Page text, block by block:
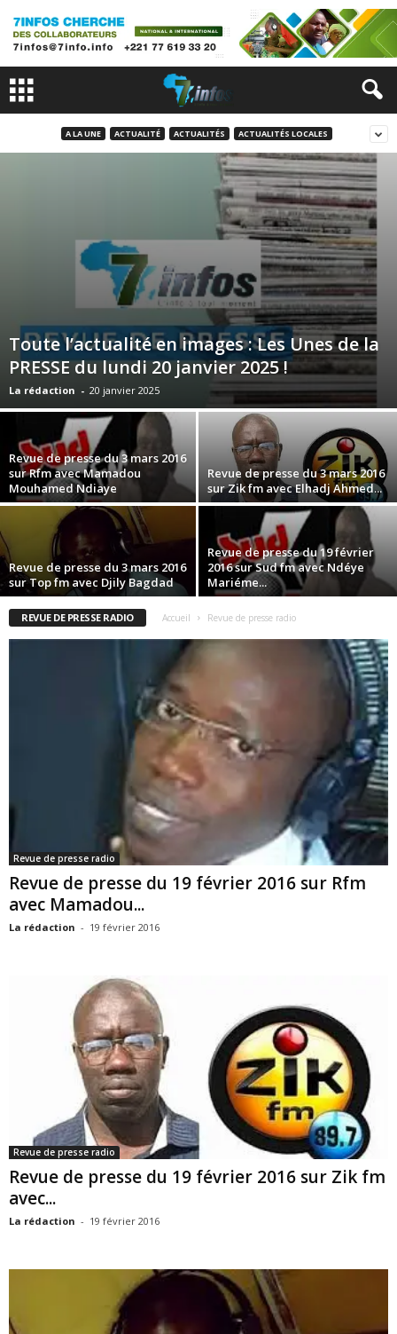
A LA UNE ACTUALITÉ ACTUALITÉS ACTUALITÉS LOCALES
Toute l’actualité en images : Les Unes de la
PRESSE du lundi 20 janvier 2025 !
La rédaction - 20 janvier 2025
Revue de presse du 3 mars 2016
sur Rfm avec Mamadou
Mouhamed Ndiaye
Revue de presse du 3 mars 2016
sur Zik fm avec Elhadj Ahmed...
Revue de presse du 3 mars 2016
sur Top fm avec Djily Bagdad
Revue de presse du 19 février
2016 sur Sud fm avec Ndéye
Mariéme...
REVUE DE PRESSE RADIO Accueil Revue de presse radio
Revue de presse radio
Revue de presse du 19 février 2016 sur Rfm
avec Mamadou...
La rédaction - 19 février 2016
Revue de presse radio
Revue de presse du 19 février 2016 sur Zik fm
avec...
La rédaction - 19 février 2016